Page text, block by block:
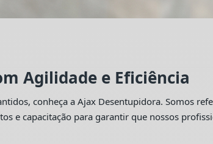
Agilidade e Eficiência
conheça a Ajax Desentupidora. Somos
e capacitação para garantir que nossos